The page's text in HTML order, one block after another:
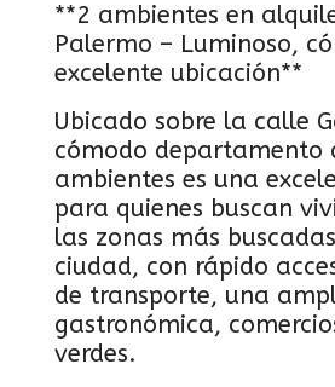
**2 ambientes en
Palermo – Luminoso,
excelente ubicación**
Ubicado sobre la calle
cómodo departamento
ambientes es una
para quienes buscan
las zonas más
ciudad, con rápido
de transporte, una
gastronómica,
verdes.